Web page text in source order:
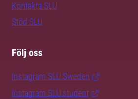
Kontakta SLU
Stöd SLU
Följ oss
Instagram SLU.Sweden
Instagram SLU.student